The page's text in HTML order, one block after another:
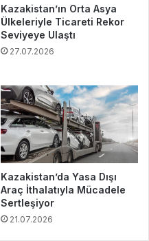
Kazakistan’ın Orta Asya
Ülkeleriyle Ticareti Rekor
Seviyeye Ulaştı
27.07.2026
Kazakistan’da Yasa Dışı
Araç İthalatıyla Mücadele
Sertleşiyor
21.07.2026